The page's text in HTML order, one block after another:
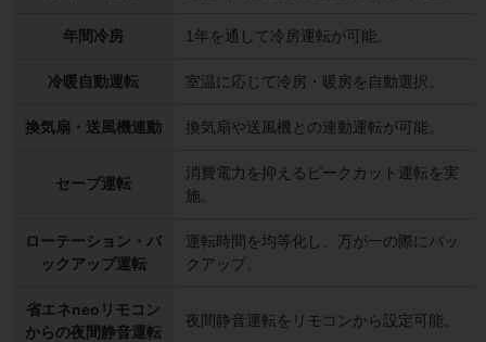
年間冷房 1年を通して冷房運転が可能。
冷暖自動運転 室温に応じて冷房・暖房を自動選択。
換気扇・送風機連動 換気扇や送風機との連動運転が可能。
セーブ運転
消費電力を抑えるピークカット運転を実
施。
ローテーション・バ
ックアップ運転
運転時間を均等化し、万が一の際にバッ
クアップ。
省エネneoリモコン
からの夜間静音運転
夜間静音運転をリモコンから設定可能。